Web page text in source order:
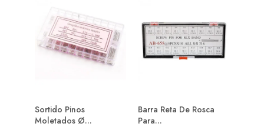
Sortido Pinos
Moletados Ø...
Barra Reta De Rosca
Para...